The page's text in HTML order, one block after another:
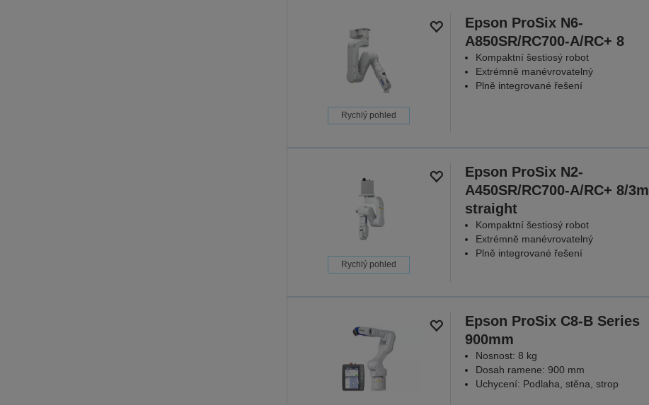
Rychlý pohled
Epson ProSix N6-
A850SR/RC700-A/RC+ 8
Kompaktní šestiosý robot
Extrémně manévrovatelný
Plně integrované řešení
Rychlý pohled
Epson ProSix N2-
A450SR/RC700-A/RC+ 8/3m
straight
Kompaktní šestiosý robot
Extrémně manévrovatelný
Plně integrované řešení
Epson ProSix C8-B Series
900mm
Nosnost: 8 kg
Dosah ramene: 900 mm
Uchycení: Podlaha, stěna, strop